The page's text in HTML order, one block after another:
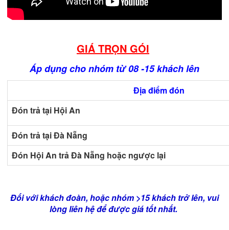
GIÁ TRỌN GÓI
Áp dụng cho nhóm từ 08 -15 khách lên
Địa điểm đón
Đón trả tại Hội An
Đón trả tại Đà Nẵng
Đón Hội An trả Đà Nẵng hoặc ngược lại
Đối với khách đoàn, hoặc nhóm >15 khách trở lên, vui
lòng liên hệ để được giá tốt nhất.